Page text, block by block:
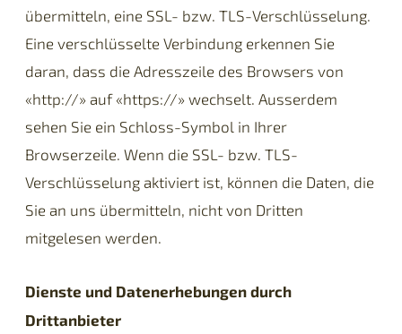
übermitteln, eine SSL- bzw. TLS-Verschlüsselung.
Eine verschlüsselte Verbindung erkennen Sie
daran, dass die Adresszeile des Browsers von
«http://» auf «https://» wechselt. Ausserdem
sehen Sie ein Schloss-Symbol in Ihrer
Browserzeile. Wenn die SSL- bzw. TLS-
Verschlüsselung aktiviert ist, können die Daten, die
Sie an uns übermitteln, nicht von Dritten
mitgelesen werden.
Dienste und Datenerhebungen durch
Drittanbieter